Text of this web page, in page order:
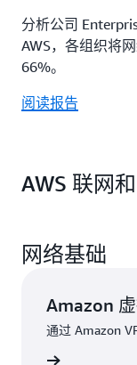
分析公司
AWS，各组织将
66%。
阅读报告
AWS 联网
网络基础
Amazon 虚
通过 Amazon